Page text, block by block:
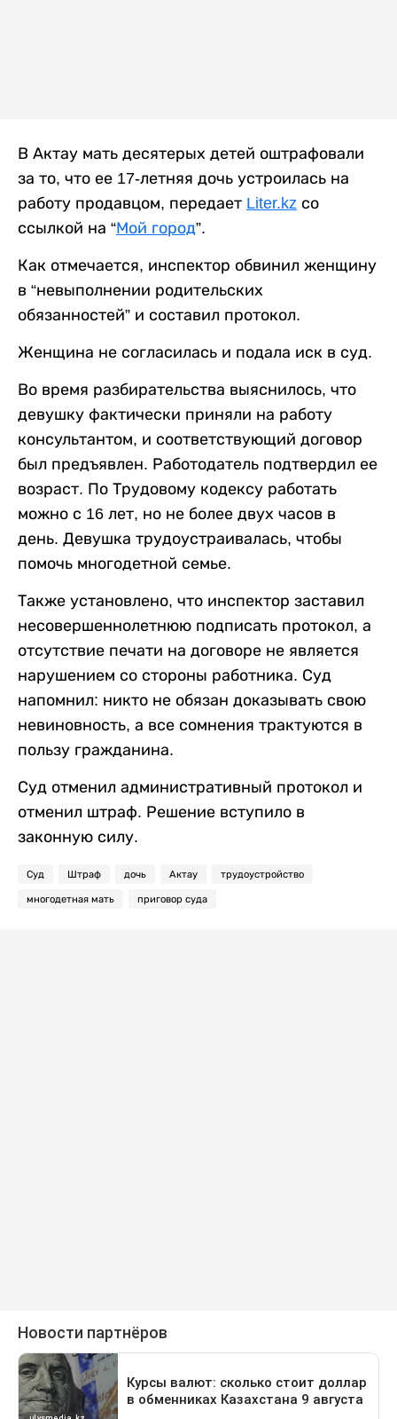
В Актау мать десятерых детей оштрафовали
за то, что ее 17-летняя дочь устроилась на
работу продавцом, передает Liter.kz со
ссылкой на “Мой город”.
Как отмечается, инспектор обвинил женщину
в “невыполнении родительских
обязанностей” и составил протокол.
Женщина не согласилась и подала иск в суд.
Во время разбирательства выяснилось, что
девушку фактически приняли на работу
консультантом, и соответствующий договор
был предъявлен. Работодатель подтвердил ее
возраст. По Трудовому кодексу работать
можно с 16 лет, но не более двух часов в
день. Девушка трудоустраивалась, чтобы
помочь многодетной семье.
Также установлено, что инспектор заставил
несовершеннолетнюю подписать протокол, а
отсутствие печати на договоре не является
нарушением со стороны работника. Суд
напомнил: никто не обязан доказывать свою
невиновность, а все сомнения трактуются в
пользу гражданина.
Суд отменил административный протокол и
отменил штраф. Решение вступило в
законную силу.
Суд Штраф дочь Актау трудоустройство
многодетная мать приговор суда